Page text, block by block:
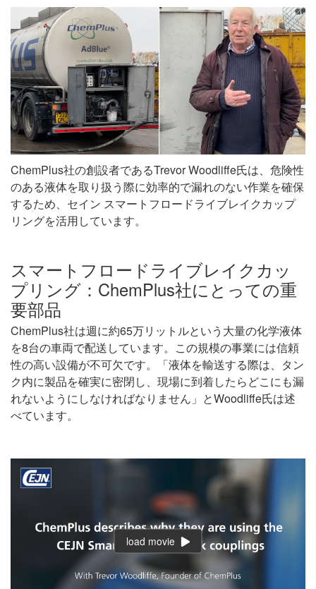
ChemPlus社の創設者であるTrevor Woodliffe氏は、危険性
のある液体を取り扱う際に効率的で漏れのない作業を確保
するため、セイン スマートフロードライブレイクカップ
リングを活用しています。
スマートフロードライブレイクカッ
プリング：ChemPlus社にとっての重
要部品
ChemPlus社は週に約65万リットルという大量の化学液体
を8台の車両で配送しています。この規模の事業には信頼
性の高い設備が不可欠です。「液体を輸送する際は、タン
ク内に製品を確実に密閉し、現場に到着したらどこにも漏
れないようにしなければなりません」とWoodliffe氏は述
べています。
load movie